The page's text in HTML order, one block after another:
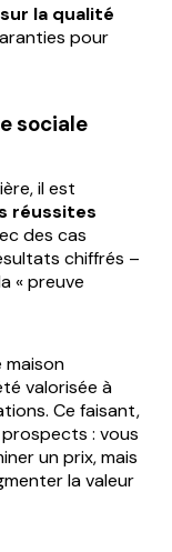
la qualité
pour
sociale
il est
réussites
des cas
chiffrés –
« preuve
maison
valorisée à
Ce faisant,
: vous
un prix, mais
la valeur